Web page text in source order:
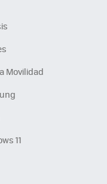
Movilidad
11